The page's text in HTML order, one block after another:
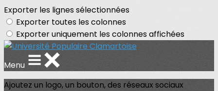
Exporter les lignes sélectionnées
Exporter toutes les colonnes
Exporter uniquement les colonnes affichées
Menu
Ajoutez un logo, un bouton, des réseaux sociaux